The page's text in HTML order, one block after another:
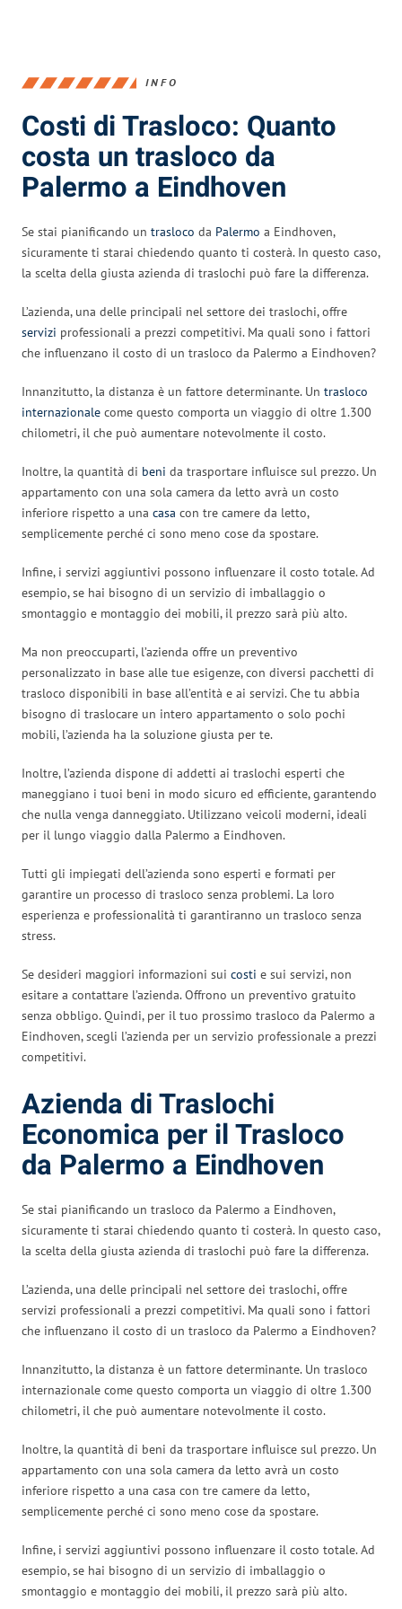
INFO
Costi di Trasloco: Quanto
costa un trasloco da
Palermo a Eindhoven
Se stai pianificando un trasloco da Palermo a Eindhoven,
sicuramente ti starai chiedendo quanto ti costerà. In questo caso,
la scelta della giusta azienda di traslochi può fare la differenza.
L’azienda, una delle principali nel settore dei traslochi, offre
servizi professionali a prezzi competitivi. Ma quali sono i fattori
che influenzano il costo di un trasloco da Palermo a Eindhoven?
Innanzitutto, la distanza è un fattore determinante. Un trasloco
internazionale come questo comporta un viaggio di oltre 1.300
chilometri, il che può aumentare notevolmente il costo.
Inoltre, la quantità di beni da trasportare influisce sul prezzo. Un
appartamento con una sola camera da letto avrà un costo
inferiore rispetto a una casa con tre camere da letto,
semplicemente perché ci sono meno cose da spostare.
Infine, i servizi aggiuntivi possono influenzare il costo totale. Ad
esempio, se hai bisogno di un servizio di imballaggio o
smontaggio e montaggio dei mobili, il prezzo sarà più alto.
Ma non preoccuparti, l’azienda offre un preventivo
personalizzato in base alle tue esigenze, con diversi pacchetti di
trasloco disponibili in base all’entità e ai servizi. Che tu abbia
bisogno di traslocare un intero appartamento o solo pochi
mobili, l’azienda ha la soluzione giusta per te.
Inoltre, l’azienda dispone di addetti ai traslochi esperti che
maneggiano i tuoi beni in modo sicuro ed efficiente, garantendo
che nulla venga danneggiato. Utilizzano veicoli moderni, ideali
per il lungo viaggio dalla Palermo a Eindhoven.
Tutti gli impiegati dell’azienda sono esperti e formati per
garantire un processo di trasloco senza problemi. La loro
esperienza e professionalità ti garantiranno un trasloco senza
stress.
Se desideri maggiori informazioni sui costi e sui servizi, non
esitare a contattare l’azienda. Offrono un preventivo gratuito
senza obbligo. Quindi, per il tuo prossimo trasloco da Palermo a
Eindhoven, scegli l’azienda per un servizio professionale a prezzi
competitivi.
Azienda di Traslochi
Economica per il Trasloco
da Palermo a Eindhoven
Se stai pianificando un trasloco da Palermo a Eindhoven,
sicuramente ti starai chiedendo quanto ti costerà. In questo caso,
la scelta della giusta azienda di traslochi può fare la differenza.
L’azienda, una delle principali nel settore dei traslochi, offre
servizi professionali a prezzi competitivi. Ma quali sono i fattori
che influenzano il costo di un trasloco da Palermo a Eindhoven?
Innanzitutto, la distanza è un fattore determinante. Un trasloco
internazionale come questo comporta un viaggio di oltre 1.300
chilometri, il che può aumentare notevolmente il costo.
Inoltre, la quantità di beni da trasportare influisce sul prezzo. Un
appartamento con una sola camera da letto avrà un costo
inferiore rispetto a una casa con tre camere da letto,
semplicemente perché ci sono meno cose da spostare.
Infine, i servizi aggiuntivi possono influenzare il costo totale. Ad
esempio, se hai bisogno di un servizio di imballaggio o
smontaggio e montaggio dei mobili, il prezzo sarà più alto.